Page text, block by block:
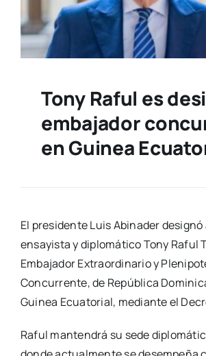
Tony Raful es
embajador
en Guinea
El presidente Luis Abinader designó
ensayista y diplomático Tony Raful
Embajador Extraordinario y
Concurrente, de República
Guinea Ecuatorial, mediante el
Raful mantendrá su sede